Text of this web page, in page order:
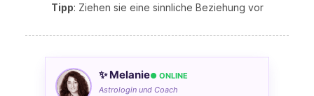
Tipp: Ziehen sie eine sinnliche Beziehung vor
✨ Melanie● ONLINE
Astrologin und Coach